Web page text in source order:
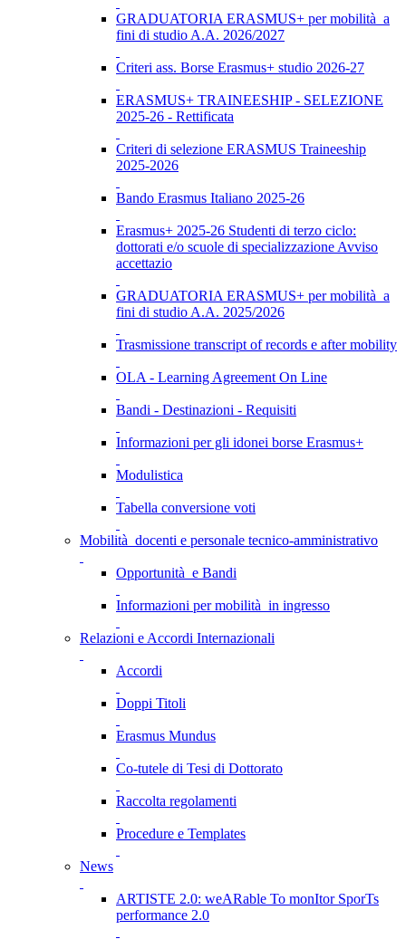
GRADUATORIA ERASMUS+ per mobilità a
fini di studio A.A. 2026/2027
Criteri ass. Borse Erasmus+ studio 2026-27
ERASMUS+ TRAINEESHIP - SELEZIONE
2025-26 - Rettificata
Criteri di selezione ERASMUS Traineeship
2025-2026
Bando Erasmus Italiano 2025-26
Erasmus+ 2025-26 Studenti di terzo ciclo:
dottorati e/o scuole di specializzazione Avviso
accettazio
GRADUATORIA ERASMUS+ per mobilità a
fini di studio A.A. 2025/2026
Trasmissione transcript of records e after mobility
OLA - Learning Agreement On Line
Bandi - Destinazioni - Requisiti
Informazioni per gli idonei borse Erasmus+
Modulistica
Tabella conversione voti
Mobilità docenti e personale tecnico-amministrativo
Opportunità e Bandi
Informazioni per mobilità in ingresso
Relazioni e Accordi Internazionali
Accordi
Doppi Titoli
Erasmus Mundus
Co-tutele di Tesi di Dottorato
Raccolta regolamenti
Procedure e Templates
News
ARTISTE 2.0: weARable To monItor SporTs
performance 2.0